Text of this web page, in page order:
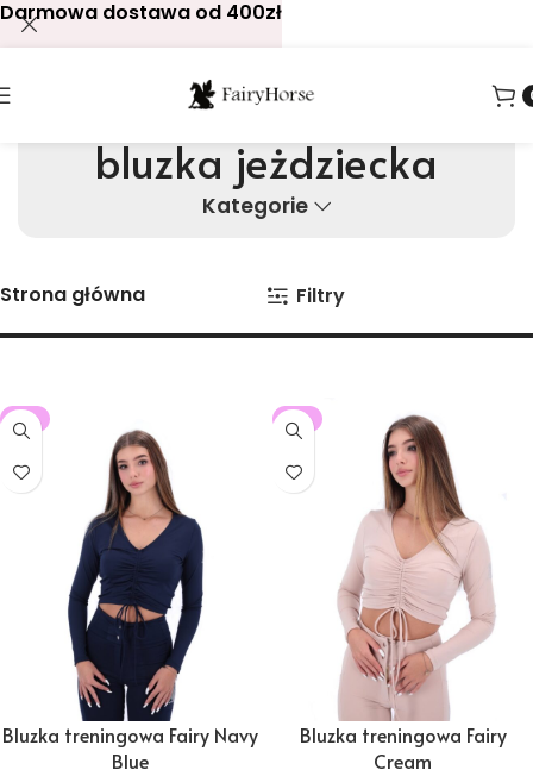
bluzka jeżdziecka
Kategorie
Strona główna Filtry
-5%
Bluzka treningowa Fairy Navy
Blue
-5%
Bluzka treningowa Fairy
Cream
Darmowa dostawa od 400zł